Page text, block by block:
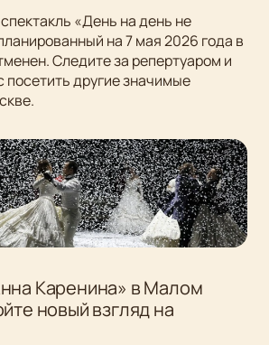
«День на день не
на 7 мая 2026 года в
Следите за репертуаром и
посетить другие значимые
Каренина» в Малом
новый взгляд на